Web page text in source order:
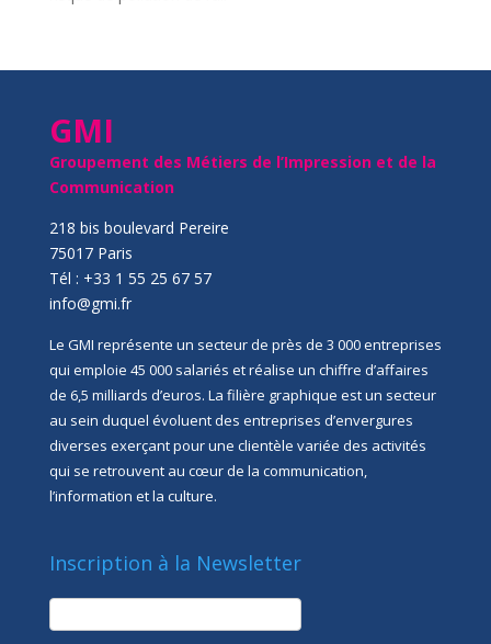
GMI
Groupement des Métiers de l’Impression et de la
Communication
218 bis boulevard Pereire
75017 Paris
Tél : +33 1 55 25 67 57
info@gmi.fr
Le GMI représente un secteur de près de 3 000 entreprises
qui emploie 45 000 salariés et réalise un chiffre d’affaires
de 6,5 milliards d’euros. La filière graphique est un secteur
au sein duquel évoluent des entreprises d’envergures
diverses exerçant pour une clientèle variée des activités
qui se retrouvent au cœur de la communication,
l’information et la culture.
Inscription à la Newsletter
newsletter